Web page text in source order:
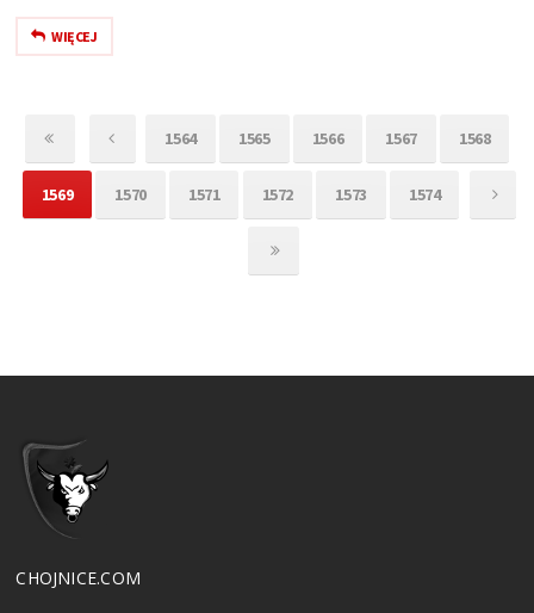
WIĘCEJ
1564 1565 1566 1567 1568
1569 1570 1571 1572 1573 1574
CHOJNICE.COM